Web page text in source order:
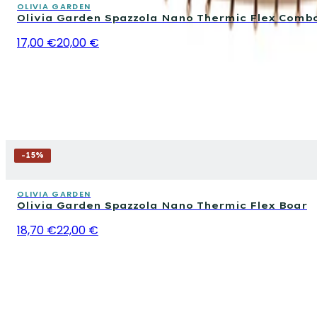
OLIVIA GARDEN
Olivia Garden Spazzola Nano Thermic Flex
17,00 €20,00 €
-15%
OLIVIA GARDEN
Olivia Garden Spazzola Nano Thermic Flex Boar
18,70 €22,00 €